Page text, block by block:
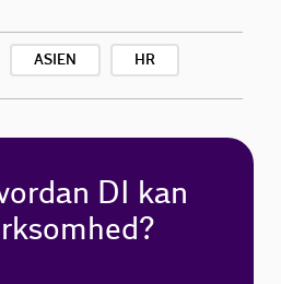
ASIEN HR
DI kan